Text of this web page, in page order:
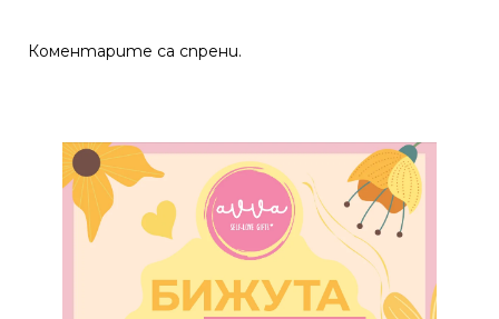
Коментарите са спрени.